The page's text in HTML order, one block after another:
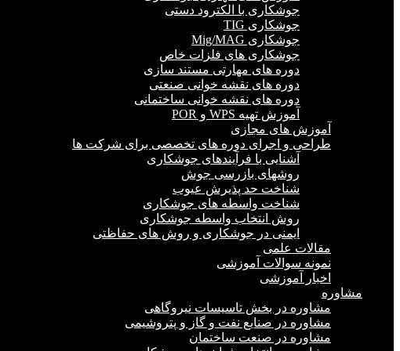
جوشکاری با الکترود دستی
جوشکاری TIG
جوشکاری Mig/MAG
جوشکاری های فلزات خاص
دوره های مهارتی مستند سازی
دوره های نقشه خوانی صنعتی
دوره های نقشه خوانی ساختمانی
آموزش تهیه WPS و POR
آموزش های مجازی
طراحی و اجرای دوره های تخصصی برای شرکت ها
آشنایی با فرآیندهای جوشکاری
روشهای بازرسی جوش
شناخت حد پذیرش عیوب
شناخت واسطه های جوشکاری
روش انتخاب واسطه جوشکاری
ایمنی در جوشکاری و روش های حفاظتی
مقالات علمی
نمونه سوالات آموزشی
اخبار آموزشی
مشاوره
مشاوره در بخش تاسیسات نیروگاهی
مشاوره در صنایع نفت و گاز و پتروشیمی
مشاوره در صنعت ساختمان